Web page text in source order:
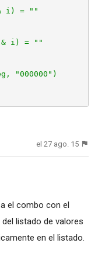
= ""
i) = ""
"000000")
el 27 ago. 15
el combo con el
listado de valores
en el listado.